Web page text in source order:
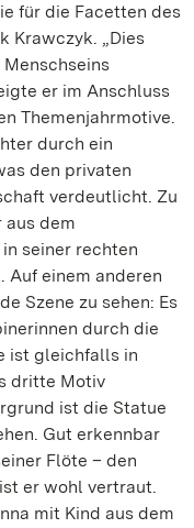
für die Facetten des
Krawczyk. „Dies
er im Anschluss
Themenjahrmotive.
durch ein
den privaten
verdeutlicht. Zu
dem
seiner rechten
Auf einem anderen
Szene zu sehen: Es
durch die
ist gleichfalls in
dritte Motiv
ist die Statue
Gut erkennbar
Flöte – den
er wohl vertraut.
mit Kind aus dem